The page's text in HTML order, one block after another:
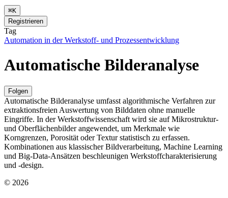
⌘K
Registrieren
Tag
Automation in der Werkstoff- und Prozessentwicklung
Automatische Bilderanalyse
Folgen
Automatische Bilderanalyse umfasst algorithmische Verfahren zur
extraktionsfreien Auswertung von Bilddaten ohne manuelle
Eingriffe. In der Werkstoffwissenschaft wird sie auf Mikrostruktur‑
und Oberflächenbilder angewendet, um Merkmale wie
Korngrenzen, Porosität oder Textur statistisch zu erfassen.
Kombinationen aus klassischer Bildverarbeitung, Machine Learning
und Big‑Data‑Ansätzen beschleunigen Werkstoffcharakterisierung
und ‑design.
© 2026